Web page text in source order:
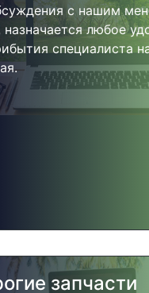
с нашим
любое
специалиста
запчасти